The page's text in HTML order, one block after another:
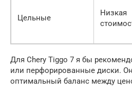
Цельные
Низкая
Для Chery Tiggo 7 я бы
или перфорированные диски.
оптимальный баланс между